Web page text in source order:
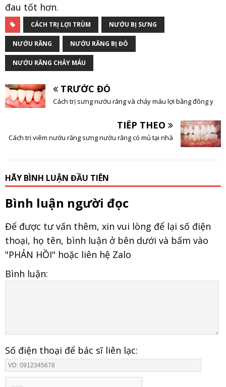
đau tốt hơn.
CÁCH TRỊ LỢI TRÙM NƯỚU BỊ SƯNG
NƯỚU RĂNG NƯỚU RĂNG BỊ ĐỎ
NƯỚU RĂNG CHẢY MÁU
TRƯỚC ĐÓ
Cách trị sưng nướu răng và chảy máu lợi bằng đông y
TIẾP THEO
Cách trị viêm nướu răng sưng nướu răng có mủ tại nhà
HÃY BÌNH LUẬN ĐẦU TIÊN
Bình luận người đọc
Để được tư vấn thêm, xin vui lòng để lại số điện
thoại, họ tên, bình luận ở bên dưới và bấm vào
"PHẢN HỒI" hoặc liên hệ Zalo
Bình luận:
Số điện thoại để bác sĩ liên lạc: